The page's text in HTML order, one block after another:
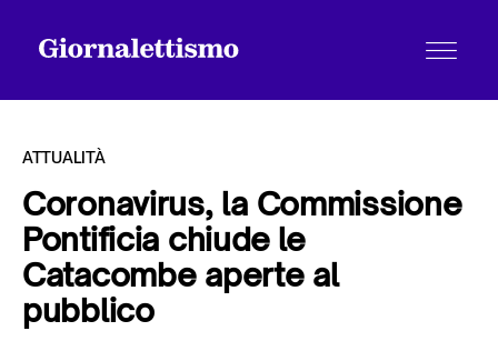
Tutti gli articoli
Chi siamo
ATTUALITÀ
Coronavirus, la Commissione
Pontificia chiude le
Catacombe aperte al
pubblico